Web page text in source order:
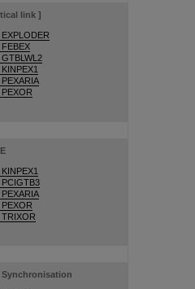
link ]
EXPLODER
FEBEX
GTBLWL2
KINPEX1
PEXARIA
PEXOR
KINPEX1
PCIGTB3
PEXARIA
PEXOR
TRIXOR
Synchronisation